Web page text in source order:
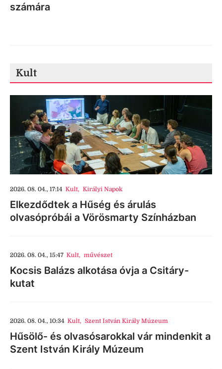
számára
Kult
2026. 08. 04., 17:14 Kult, Királyi Napok
Elkezdődtek a Hűség és árulás
olvasópróbái a Vörösmarty Színházban
2026. 08. 04., 15:47 Kult, művészet
Kocsis Balázs alkotása óvja a Csitáry-
kutat
2026. 08. 04., 10:34 Kult, Szent István Király Múzeum
Hűsölő- és olvasósarokkal vár mindenkit a
Szent István Király Múzeum